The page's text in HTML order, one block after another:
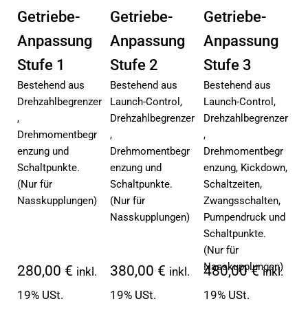
Getriebe-
Anpassung
Stufe 1
Bestehend aus
Drehzahlbegrenzer
,
Drehmomentbegr
enzung und
Schaltpunkte.
(Nur für
Nasskupplungen)
280,00 € inkl.
19% USt.
Getriebe-
Anpassung
Stufe 2
Bestehend aus
Launch-Control,
Drehzahlbegrenzer
,
Drehmomentbegr
enzung und
Schaltpunkte.
(Nur für
Nasskupplungen)
380,00 € inkl.
19% USt.
Getriebe-
Anpassung
Stufe 3
Bestehend aus
Launch-Control,
Drehzahlbegrenzer
,
Drehmomentbegr
enzung, Kickdown,
Schaltzeiten,
Zwangsschalten,
Pumpendruck und
Schaltpunkte.
(Nur für
Nasskupplungen)
480,00 €inkl.
19% USt.